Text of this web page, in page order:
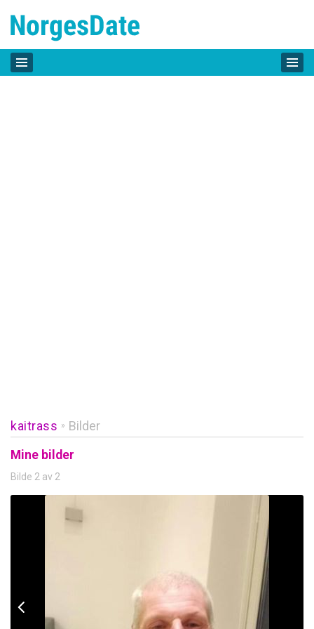
kaitrass » Bilder
Mine bilder
Bilde 2 av 2